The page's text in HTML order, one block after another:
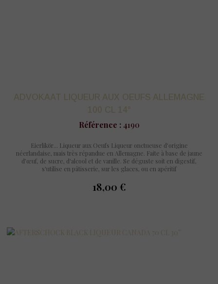
ADVOKAAT LIQUEUR AUX OEUFS ALLEMAGNE
100 CL 14°
Référence :4190
Eierlikör... Liqueur aux Oeufs Liqueur onctueuse d'origine
néerlandaise, mais très répandue en Allemagne. Faite à base de jaune
d’œuf, de sucre, d'alcool et de vanille. Se déguste soit en digestif,
s'utilise en pâtisserie, sur les glaces, ou en apéritif
prix
18,00 €